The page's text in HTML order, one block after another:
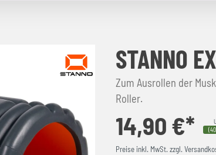
STANNO
Zum Ausrollen der
Roller.
14,90 €*
Preise inkl. MwSt. zzgl.